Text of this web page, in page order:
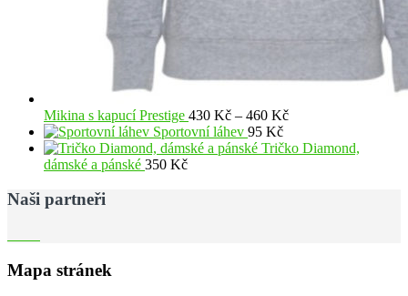
Mikina s kapucí Prestige 430 Kč – 460 KčRozpětí
430 Kč
Sportovní láhev 95 Kč
Tričko Diamond,
dámské a pánské 350 Kč
Naši partneři
Mapa stránek